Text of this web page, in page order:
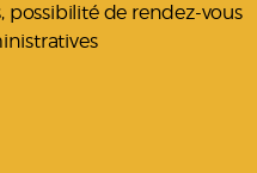
possibilité de rendez-vous